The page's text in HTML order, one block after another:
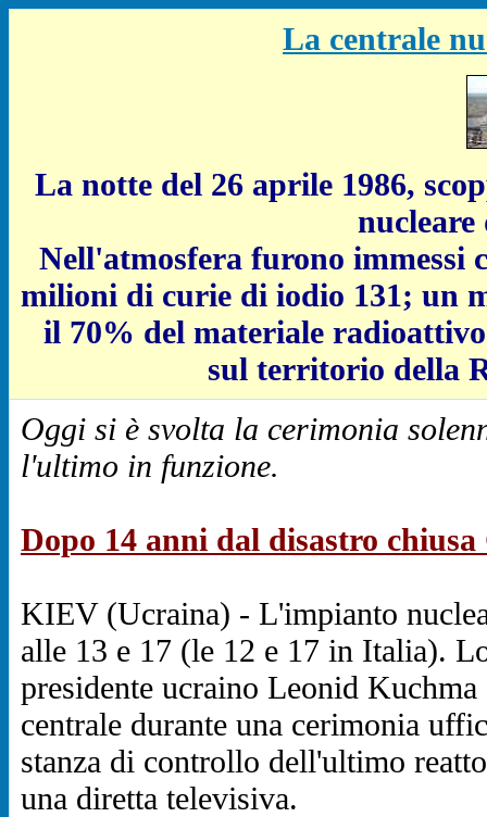
La centrale
La notte del 26 aprile 1986,
Nell'atmosfera furono immessi
milioni di curie di iodio 131; un
il 70% del materiale
sul territorio della
Oggi si è svolta la cerimonia
l'ultimo in funzione.
Dopo 14 anni dal disastro
KIEV (Ucraina) - L'impianto
alle 13 e 17 (le 12 e 17 in Italia).
presidente ucraino Leonid
centrale durante una cerimonia
stanza di controllo dell'ultimo
una diretta televisiva.